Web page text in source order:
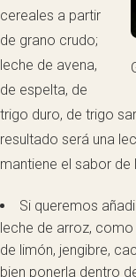
cereales a partir
de grano crudo;
leche de avena,
de espelta, de
trigo duro, de trigo
resultado será una
mantiene el sabor de
Si queremos
leche de arroz,
de limón, jengibre,
bien ponerla dentro